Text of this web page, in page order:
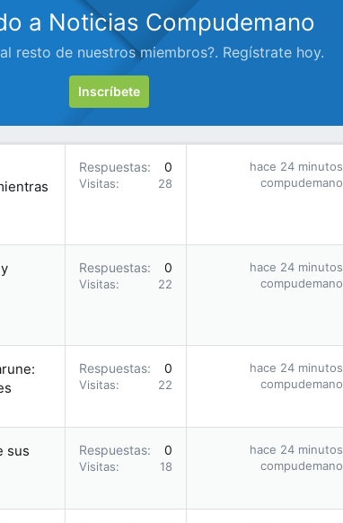
a Noticias Compudemano
resto de nuestros miembros?. Regístrate hoy.
Inscríbete
Respuestas 0
Visitas 28
hace 24 minutos
compudemano
Respuestas 0
Visitas 22
hace 24 minutos
compudemano
Respuestas 0
Visitas 22
hace 24 minutos
compudemano
sus
Respuestas 0
Visitas 18
hace 24 minutos
compudemano